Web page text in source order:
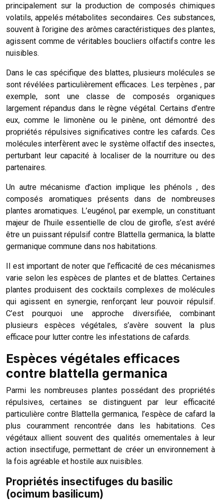
principalement sur la production de composés chimiques
volatils, appelés métabolites secondaires. Ces substances,
souvent à l’origine des arômes caractéristiques des plantes,
agissent comme de véritables boucliers olfactifs contre les
nuisibles.
Dans le cas spécifique des blattes, plusieurs molécules se
sont révélées particulièrement efficaces. Les terpènes , par
exemple, sont une classe de composés organiques
largement répandus dans le règne végétal. Certains d’entre
eux, comme le limonène ou le pinène, ont démontré des
propriétés répulsives significatives contre les cafards. Ces
molécules interfèrent avec le système olfactif des insectes,
perturbant leur capacité à localiser de la nourriture ou des
partenaires.
Un autre mécanisme d’action implique les phénols , des
composés aromatiques présents dans de nombreuses
plantes aromatiques. L’eugénol, par exemple, un constituant
majeur de l’huile essentielle de clou de girofle, s’est avéré
être un puissant répulsif contre Blattella germanica, la blatte
germanique commune dans nos habitations.
Il est important de noter que l’efficacité de ces mécanismes
varie selon les espèces de plantes et de blattes. Certaines
plantes produisent des cocktails complexes de molécules
qui agissent en synergie, renforçant leur pouvoir répulsif.
C’est pourquoi une approche diversifiée, combinant
plusieurs espèces végétales, s’avère souvent la plus
efficace pour lutter contre les infestations de cafards.
Espèces végétales efficaces
contre blattella germanica
Parmi les nombreuses plantes possédant des propriétés
répulsives, certaines se distinguent par leur efficacité
particulière contre Blattella germanica, l’espèce de cafard la
plus couramment rencontrée dans les habitations. Ces
végétaux allient souvent des qualités ornementales à leur
action insectifuge, permettant de créer un environnement à
la fois agréable et hostile aux nuisibles.
Propriétés insectifuges du basilic
(ocimum basilicum)